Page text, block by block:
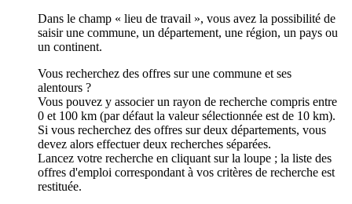
Dans le champ « lieu de travail », vous avez la possibilité de
saisir une commune, un département, une région, un pays ou
un continent.
Vous recherchez des offres sur une commune et ses
alentours ?
Vous pouvez y associer un rayon de recherche compris entre
0 et 100 km (par défaut la valeur sélectionnée est de 10 km).
Si vous recherchez des offres sur deux départements, vous
devez alors effectuer deux recherches séparées.
Lancez votre recherche en cliquant sur la loupe ; la liste des
offres d'emploi correspondant à vos critères de recherche est
restituée.